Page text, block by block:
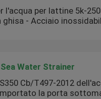
l'acqua per lattine 5k-
ghisa - Acciaio
Water Strainer
Cb/T497-2012
la porta